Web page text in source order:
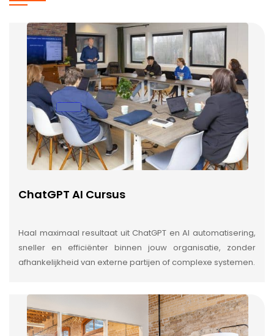
ChatGPT AI Cursus
Haal maximaal resultaat uit ChatGPT en AI automatisering,
sneller en efficiënter binnen jouw organisatie, zonder
afhankelijkheid van externe partijen of complexe systemen.